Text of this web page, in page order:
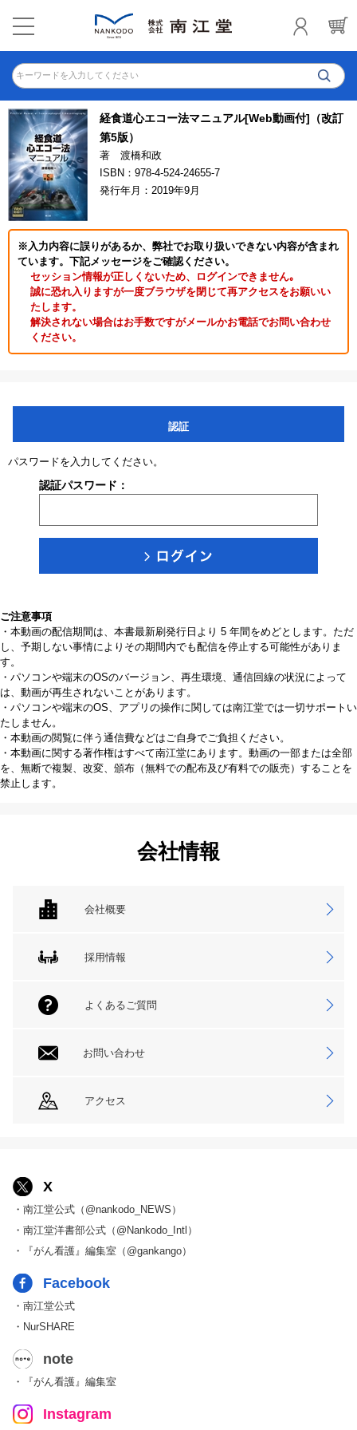
キーワードを入力してください
経食道心エコー法マニュアル[Web動画付]（改訂
第5版）
著 渡橋和政
ISBN：978-4-524-24655-7
発行年月：2019年9月
※入力内容に誤りがあるか、弊社でお取り扱いできない内容が含まれ
ています。下記メッセージをご確認ください。
セッション情報が正しくないため、ログインできません｡
誠に恐れ入りますが一度ブラウザを閉じて再アクセスをお願いい
たします。
解決されない場合はお手数ですがメールかお電話でお問い合わせ
ください。
認証
パスワードを入力してください。
認証パスワード：
ご注意事項
・本動画の配信期間は、本書最新刷発行日より 5 年間をめどとします。ただ
し、予期しない事情によりその期間内でも配信を停止する可能性がありま
す。
・パソコンや端末のOSのバージョン、再生環境、通信回線の状況によって
は、動画が再生されないことがあります。
・パソコンや端末のOS、アプリの操作に関しては南江堂では一切サポートい
たしません。
・本動画の閲覧に伴う通信費などはご自身でご負担ください。
・本動画に関する著作権はすべて南江堂にあります。動画の一部または全部
を、無断で複製、改変、頒布（無料での配布及び有料での販売）することを
禁止します。
会社情報
会社概要
採用情報
よくあるご質問
お問い合わせ
アクセス
X
・南江堂公式（@nankodo_NEWS）
・南江堂洋書部公式（@Nankodo_Intl）
・『がん看護』編集室（@gankango）
Facebook
・南江堂公式
・NurSHARE
note
・『がん看護』編集室
Instagram